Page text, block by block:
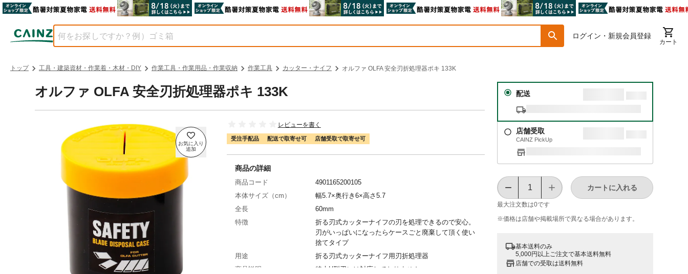
ログイン・新規会員登録
カート
トップ 工具・建築資材・作業着・木材・DIY 作業工具・作業用品・作業収納 作業工具 カッター・ナイフ オルファ OLFA 安全刃折処理器ポキ 133K
オルファ OLFA 安全刃折処理器ポキ 133K
レビューを書く
受注手配品 配送で取寄せ可 店舗受取で取寄せ可
配送
店舗受取
CAINZ PickUp
最大注文数は0です
カートに入れる
※価格は​店舗や​掲載場所で​異なる​場合が​あります。
基本送料のみ
5,000円以上ご注文で基本送料無料
店舗での受取は送料無料
商品の詳細
商品コード
4901165200105
本体サイズ（cm）
幅5.7×奥行き6×高さ5.7
全長
60mm
特徴
折る刃式カッターナイフの刃を処理できるので安心。
刃がいっぱいになったらケースごと廃棄して頂く使い
捨てタイプ
用途
折る刃式カッターナイフ用刃折処理器
商品説明
特大H型刃には対応しておりません